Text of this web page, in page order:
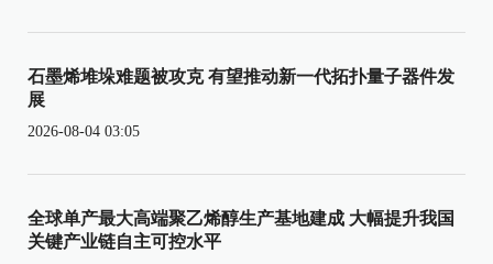
石墨烯堆垛难题被攻克 有望推动新一代拓扑量子器件发
展
2026-08-04 03:05
全球单产最大高端聚乙烯醇生产基地建成 大幅提升我国
关键产业链自主可控水平